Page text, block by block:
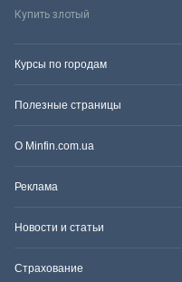
Купить злотый
Курсы по городам
Полезные страницы
О Minfin.com.ua
Реклама
Новости и статьи
Страхование